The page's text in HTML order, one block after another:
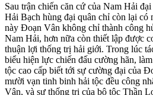
Sau trận chiến căn cứ của Nam Hải
Hải Bạch hùng đại quân chỉ còn lại có
này Đoạn Vân không chỉ thành công
Nam Hải, hơn nữa còn thiết lập được
thuận lợi thống trị hải giới. Trong lúc
biểu hiện lực chiến đấu cường hãn,
tộc cao cấp biết tới sự cường đại của
mười vạn tinh binh hải tộc đều công
Vân, và sự thống trị của bộ tộc Thần